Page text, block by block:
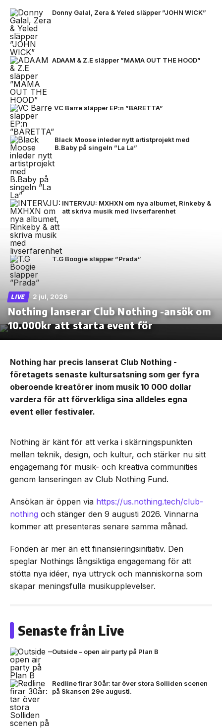
Donny Galal, Zera & Yeled släpper ”JOHN WICK”
ADAAM & Z.E släpper ”MAMA OUT THE HOOD”
VC Barre släpper EP:n ”BARETTA”
Black Moose inleder nytt artistprojekt med
B.Baby på singeln ”La La”
INTERVJU: MXHXN om nya albumet, Rinkeby &
att skriva musik med livserfarenhet
T.G Boogie släpper ”Prada”
LIVE 2 jul, 2026
Nothing lanserar Club Nothing -ansök om
10.000kr att starta event för
Nothing har precis lanserat Club Nothing -
företagets senaste kultursatsning som ger fyra
oberoende kreatörer inom musik 10 000 dollar
vardera för att förverkliga sina alldeles egna
event eller festivaler.
Nothing är känt för att verka i skärningspunkten
mellan teknik, design, och kultur, och stärker nu sitt
engagemang för musik- och kreativa communities
genom lanseringen av Club Nothing Fund.
Ansökan är öppen via https://us.nothing.tech/club-
nothing och stänger den 9 augusti 2026. Vinnarna
kommer att presenteras senare samma månad.
Fonden är mer än ett finansieringsinitiativ. Den
speglar Nothings långsiktiga engagemang för att
stötta nya idéer, nya uttryck och människorna som
skapar meningsfulla musikupplevelser.
Senaste från Live
Outside – open air party på Plan B
Redline firar 30år: tar över stora Solliden scenen
på Skansen 29e augusti.